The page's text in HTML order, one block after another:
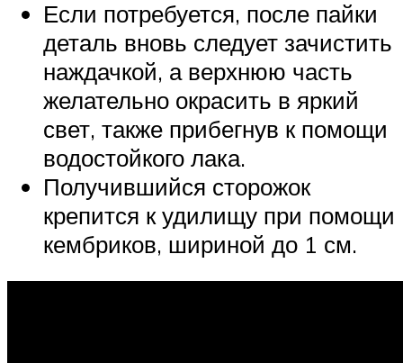
Если потребуется, после пайки
деталь вновь следует зачистить
наждачкой, а верхнюю часть
желательно окрасить в яркий
свет, также прибегнув к помощи
водостойкого лака.
Получившийся сторожок
крепится к удилищу при помощи
кембриков, шириной до 1 см.